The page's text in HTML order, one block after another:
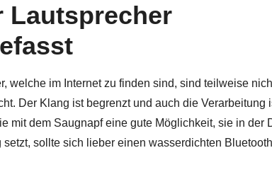
Lautsprecher
welche im Internet zu finden sind, sind teilweise
Der Klang ist begrenzt und auch die Verarbeitung
mit dem Saugnapf eine gute Möglichkeit, sie in der
sollte sich lieber einen wasserdichten